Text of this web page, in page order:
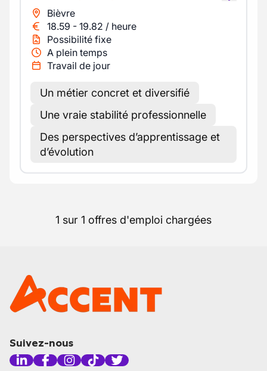
Bièvre
18.59 - 19.82 / heure
Possibilité fixe
A plein temps
Travail de jour
Un métier concret et diversifié
Une vraie stabilité professionnelle
Des perspectives d’apprentissage et
d’évolution
1 sur 1 offres d'emploi chargées
Suivez-nous